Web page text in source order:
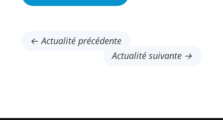
← Actualité précédente
Actualité suivante →